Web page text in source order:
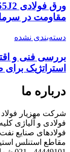
مقاومت در
دسته‌بندی نشده
استراتژیک
درباره ما
شرکت مهزیار
فولادی و آلیاژی
فولادهای صنایع
مقاطع استنلس